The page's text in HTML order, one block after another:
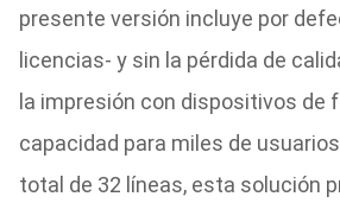
presente versión incluye por
licencias- y sin la pérdida de
la impresión con dispositivos de
capacidad para miles de
total de 32 líneas, esta solución